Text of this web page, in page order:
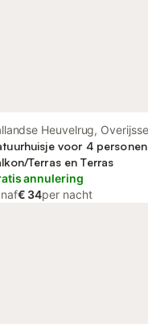
Heuvelrug,
voor 4
Terras en Terras
annulering
€ 34per nacht